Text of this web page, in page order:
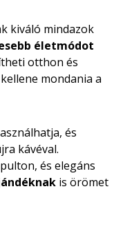
kiváló mindazok
életmódot
otthon és
mondania a
és
kávéval.
és elegáns
is örömet